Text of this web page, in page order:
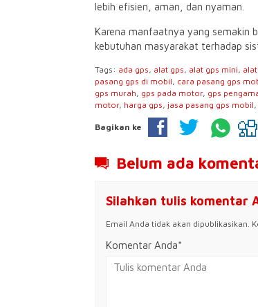
lebih efisien, aman, dan nyaman.
Karena manfaatnya yang semakin
kebutuhan masyarakat terhadap
Tags: ada gps, alat gps, alat gps mini,
pasang gps di mobil, cara pasang gps
gps murah, gps pada motor, gps
motor, harga gps, jasa pasang gps mobil,
Bagikan ke
Belum ada
Silahkan tulis komentar
Email Anda tidak akan dipublikasikan.
Komentar Anda*